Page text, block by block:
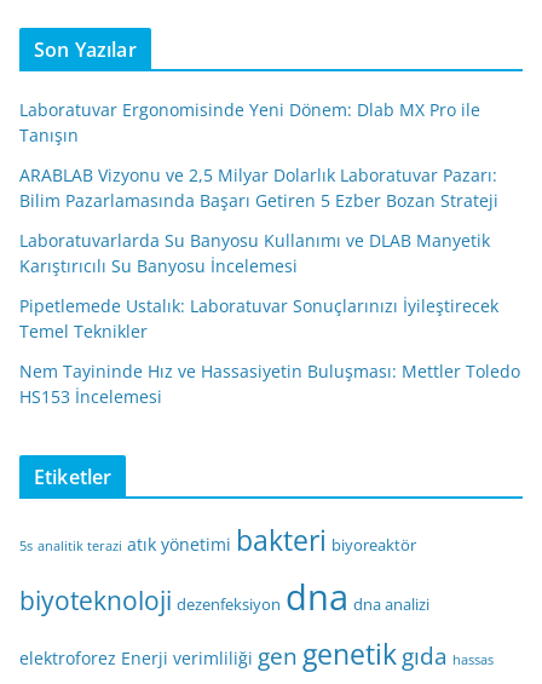
Son Yazılar
Laboratuvar Ergonomisinde Yeni Dönem: Dlab MX Pro ile
Tanışın
ARABLAB Vizyonu ve 2,5 Milyar Dolarlık Laboratuvar Pazarı:
Bilim Pazarlamasında Başarı Getiren 5 Ezber Bozan Strateji
Laboratuvarlarda Su Banyosu Kullanımı ve DLAB Manyetik
Karıştırıcılı Su Banyosu İncelemesi
Pipetlemede Ustalık: Laboratuvar Sonuçlarınızı İyileştirecek
Temel Teknikler
Nem Tayininde Hız ve Hassasiyetin Buluşması: Mettler Toledo
HS153 İncelemesi
Etiketler
5s analitik terazi atık yönetimi bakteri biyoreaktör
biyoteknoloji dezenfeksiyon dna dna analizi
elektroforez Enerji verimliliği gen genetikgıda hassas